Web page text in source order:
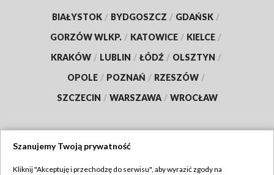
BIAŁYSTOK / BYDGOSZCZ / GDAŃSK /
GORZÓW WLKP. / KATOWICE / KIELCE /
KRAKÓW / LUBLIN / ŁÓDŹ / OLSZTYN /
OPOLE / POZNAŃ / RZESZÓW /
SZCZECIN / WARSZAWA / WROCŁAW
Szanujemy Twoją prywatność
Kliknij "Akceptuję i przechodzę do serwisu", aby wyrazić zgody na